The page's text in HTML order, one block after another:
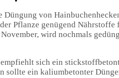
von
Pflanze genügend Nährstoffe
wird nochmals
sich ein
sollte ein kaliumbetonter